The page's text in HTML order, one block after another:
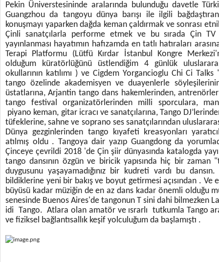
Pekin Üniverstesininde aralarında bulunduğu davetle
Guangzhou da tangoyu dünya barışı ile ilgili
konuşmayı yaparken dağda keman çaldırmak ve sonrası
Çinli sanatçılarla performe etmek ve bu sırada Çin TV
yayınlanması hayatımın hafızamda en tatlı hatıraları
Terapi Platformu (Lütfü Kırdar İstanbul Kongre
olduğum küratörlüğünü üstlendiğim 4 günlük
okullarının katılımı ) ve Cigdem Yorgancioglu Chi Ci
tango özelinde akademisyen ve duayenlerle
üstatlarına, Arjantin tango dans hakemlerinden,
tango festival organizatörlerinden milli sporculara,
piyano keman, gitar icracı ve sanatçılarına, Tango
tüfeklerine, sahne ve soprano ses sanatçılarından
Dünya gezginlerinden tango kıyafeti kreasyonları
atılmış oldu . Tangoya dair yazıp Guangdong da
Çinceye çevrildi 2018 'de Çin şiir dünyasında katalogda
tango dansının özgün ve biricik yapısında hiç bir
duygusunu yaşayamadığınız bir kudreti vardı bu
bildiklerine yeni bir bakış ve boyut getirmesi açısından . Ve
büyüsü kadar müziğin de en az dans kadar önemli olduğu
senesinde Buenos Aires'de tangonun T sini dahi bilmezken
idi Tango. Atlara olan amatör ve ısrarlı tutkumla Tango
ve fiziksel bağlantısallık keşif yolculuğum da başlamıştı .